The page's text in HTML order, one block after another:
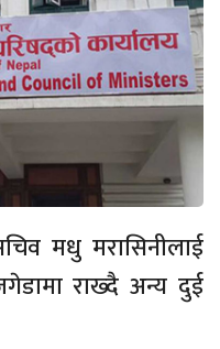
मधु मरासिनीलाई
राख्दै अन्य दुई